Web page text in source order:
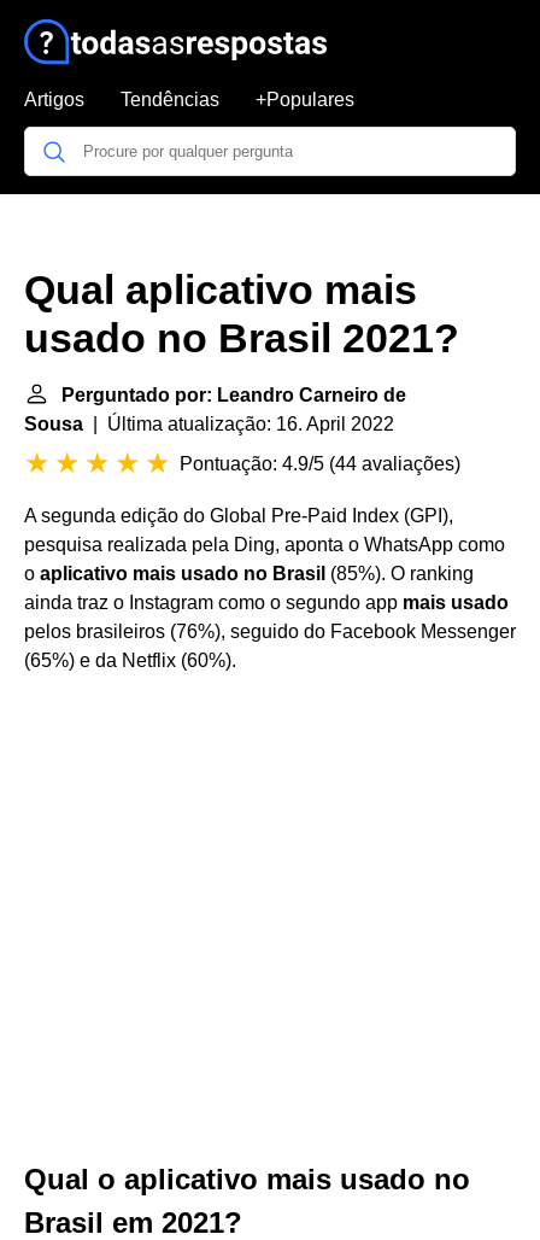
Artigos Tendências +Populares
Qual aplicativo mais
usado no Brasil 2021?
Perguntado por: Leandro Carneiro de
Sousa | Última atualização: 16. April 2022
Pontuação: 4.9/5 (44 avaliações)
A segunda edição do Global Pre-Paid Index (GPI),
pesquisa realizada pela Ding, aponta o WhatsApp como
o aplicativo mais usado no Brasil (85%). O ranking
ainda traz o Instagram como o segundo app mais usado
pelos brasileiros (76%), seguido do Facebook Messenger
(65%) e da Netflix (60%).
Qual o aplicativo mais usado no
Brasil em 2021?